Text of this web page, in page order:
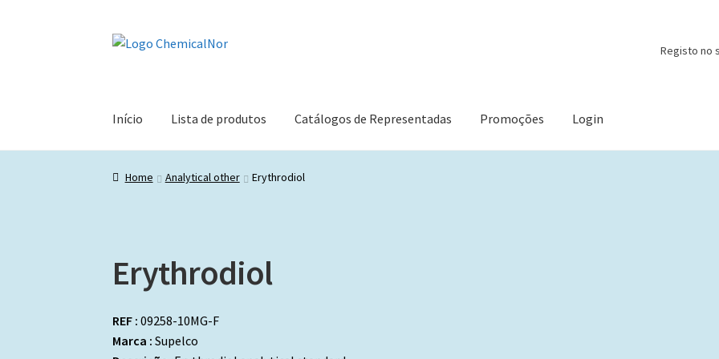
Ir
Saltar
Registo no
Início Lista de produtos Catálogos de Representadas Promoções Login
Home Analytical other Erythrodiol
Erythrodiol
REF :09258-10MG-F
Marca :Supelco